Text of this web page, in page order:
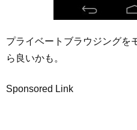
プライベートブラウジングを
ら良いかも。
Sponsored Link